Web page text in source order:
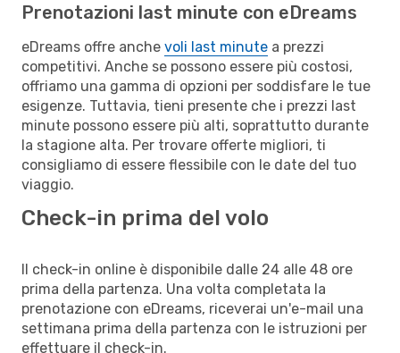
Prenotazioni last minute con eDreams
eDreams offre anche voli last minute a prezzi
competitivi. Anche se possono essere più costosi,
offriamo una gamma di opzioni per soddisfare le tue
esigenze. Tuttavia, tieni presente che i prezzi last
minute possono essere più alti, soprattutto durante
la stagione alta. Per trovare offerte migliori, ti
consigliamo di essere flessibile con le date del tuo
viaggio.
Check-in prima del volo
Il check-in online è disponibile dalle 24 alle 48 ore
prima della partenza. Una volta completata la
prenotazione con eDreams, riceverai un'e-mail una
settimana prima della partenza con le istruzioni per
effettuare il check-in.